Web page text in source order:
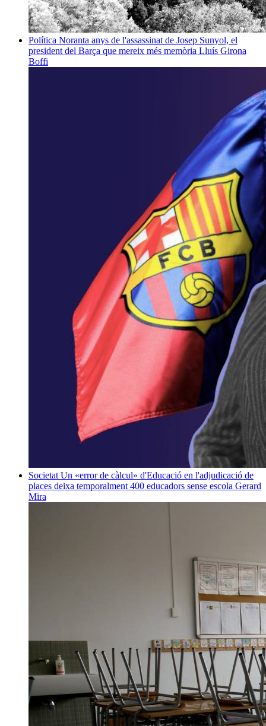
Política Noranta anys de l'assassinat de Josep Sunyol, el
president del Barça que mereix més memòria Lluís Girona
Boffi
Societat Un «error de càlcul» d'Educació en l'adjudicació de
places deixa temporalment 400 educadors sense escola Gerard
Mira